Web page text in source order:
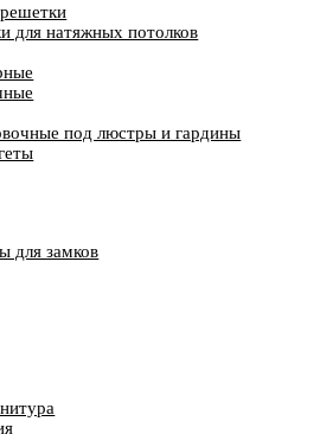
для натяжных потолков
под люстры и гардины
для замков